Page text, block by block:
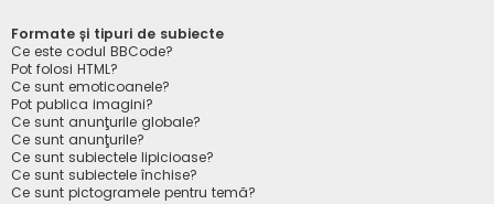
Formate și tipuri de subiecte
Ce este codul BBCode?
Pot folosi HTML?
Ce sunt emoticoanele?
Pot publica imagini?
Ce sunt anunţurile globale?
Ce sunt anunţurile?
Ce sunt subiectele lipicioase?
Ce sunt subiectele închise?
Ce sunt pictogramele pentru temă?